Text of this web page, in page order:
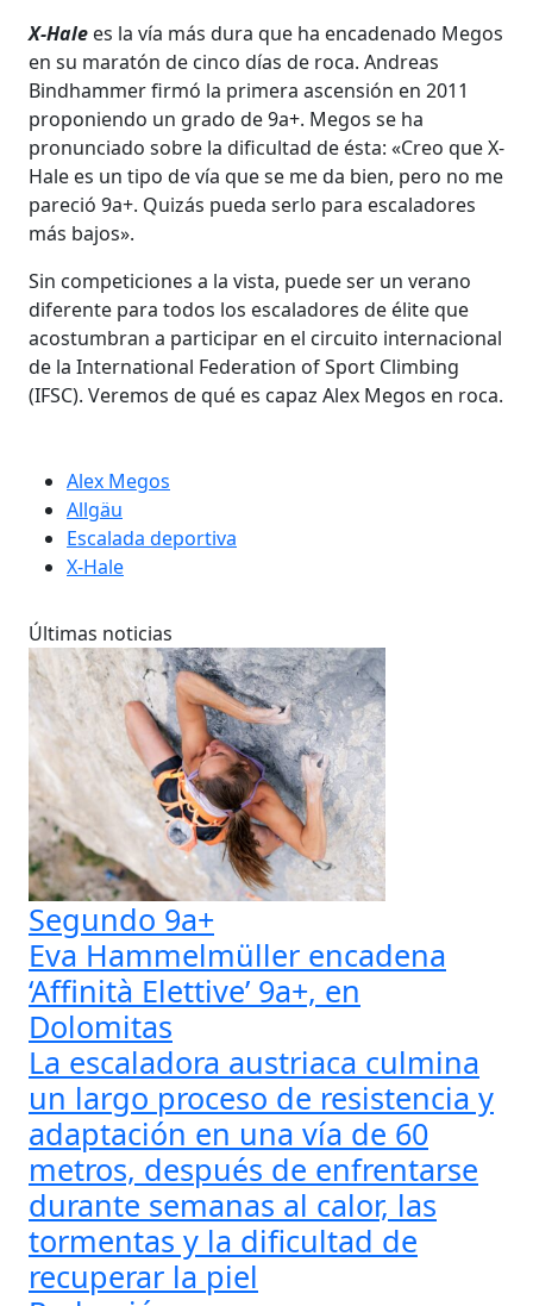
X-Hale es la vía más dura que ha encadenado Megos
en su maratón de cinco días de roca. Andreas
Bindhammer firmó la primera ascensión en 2011
proponiendo un grado de 9a+. Megos se ha
pronunciado sobre la dificultad de ésta: «Creo que X-
Hale es un tipo de vía que se me da bien, pero no me
pareció 9a+. Quizás pueda serlo para escaladores
más bajos».
Sin competiciones a la vista, puede ser un verano
diferente para todos los escaladores de élite que
acostumbran a participar en el circuito internacional
de la International Federation of Sport Climbing
(IFSC). Veremos de qué es capaz Alex Megos en roca.
Alex Megos
Allgäu
Escalada deportiva
X-Hale
Últimas noticias
Segundo 9a+
Eva Hammelmüller encadena
‘Affinità Elettive’ 9a+, en
Dolomitas
La escaladora austriaca culmina
un largo proceso de resistencia y
adaptación en una vía de 60
metros, después de enfrentarse
durante semanas al calor, las
tormentas y la dificultad de
recuperar la piel